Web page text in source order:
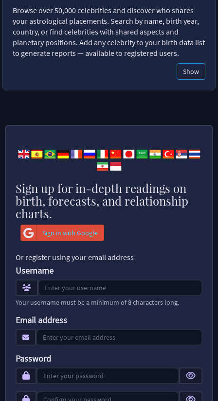
Browse over 50,000 celebrities and discover who shares
your astrological placements. Search by name, birth year,
country, or find celebrities with shared aspects and
planetary positions. Add any celebrity to your birth data list
to generate reports — available to registered users.
Show
Sign up for in-depth readings on
birth, forecasts, and relationship
charts.
Sign in with Google
Or register using your email address
Username
Your username must be a minimum of 8 characters long.
Email address
Password